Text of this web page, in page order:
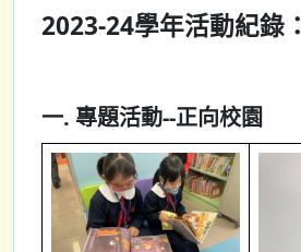
2023-24學年活動紀錄：
一. 專題活動--正向校園